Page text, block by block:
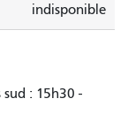
indisponible
sud : 15h30 -